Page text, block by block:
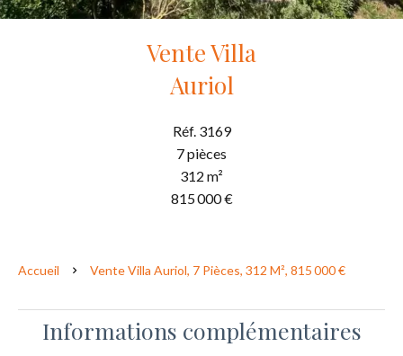
Vente Villa
Auriol
Réf. 3169
7 pièces
312 m²
815 000 €
Accueil Vente Villa Auriol, 7 Pièces, 312 M², 815 000 €
Informations complémentaires